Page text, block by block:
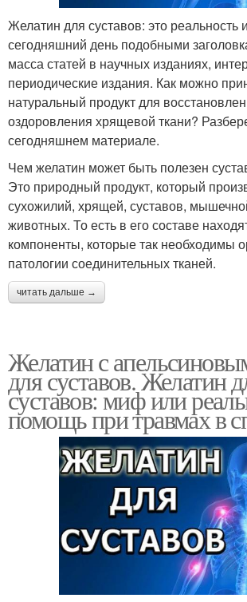
Желатин для суставов: это
сегодняшний день подобными
масса статей в научных изданиях,
периодические издания. Как можно
натуральный продукт для
оздоровления хрящевой ткани?
сегодняшнем материале.
Чем желатин может быть полезен
Это природный продукт, который
сухожилий, хрящей, суставов,
животных. То есть в его составе
компоненты, которые так необходимы
патологии соединительных тканей.
читать дальше →
Желатин с
для суставов. Желатин
суставов: миф или
помощь при травмах в